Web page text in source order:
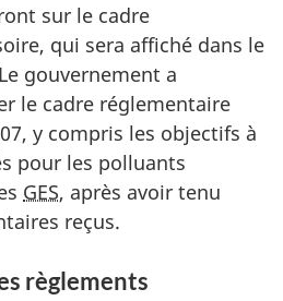
sur le cadre
qui sera affiché dans le
gouvernement a
le cadre réglementaire
y compris les objectifs à
pour les polluants
GES, après avoir tenu
reçus.
règlements